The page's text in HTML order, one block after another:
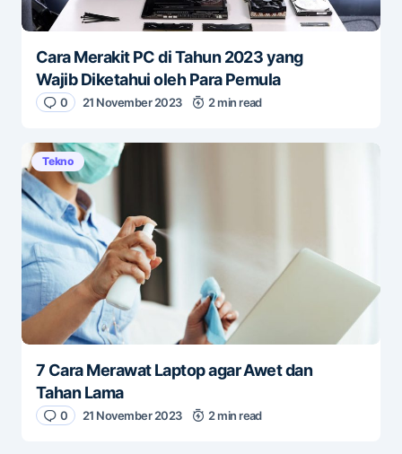
Cara Merakit PC di Tahun 2023 yang
Wajib Diketahui oleh Para Pemula
0 21 November 2023 2 min read
Tekno
7 Cara Merawat Laptop agar Awet dan
Tahan Lama
0 21 November 2023 2 min read